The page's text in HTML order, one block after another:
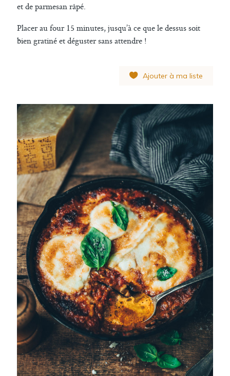
et de parmesan râpé.
Placer au four 15 minutes, jusqu’à ce que le dessus soit
bien gratiné et déguster sans attendre !
Ajouter à ma liste